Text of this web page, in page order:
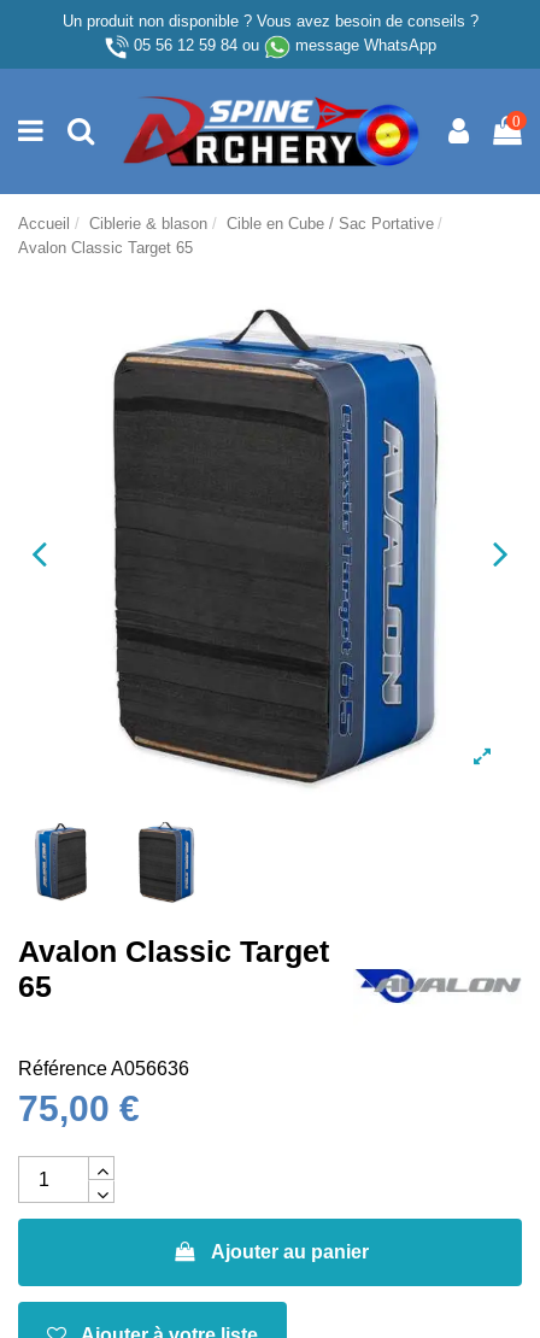
Un produit non disponible ? Vous avez besoin de conseils ?
05 56 12 59 84ou message WhatsApp
0
Accueil Ciblerie & blason
Cible en Cube / Sac Portative
Avalon Classic Target 65
Avalon Classic Target
65
RéférenceA056636
75,00 €
Ajouter au panier